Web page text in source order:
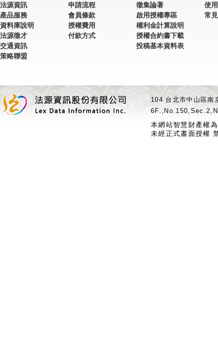
法源資訊
產品服務
資料庫說明
法源徵才
交通資訊
策略聯盟
申請流程
會員條款
授權費用
付款方式
徵集論著
啟用授權專區
權利金計算說明
授權合約書下載
投稿基本資料表
使
常
104 台北市中山區
本網站智慧財產權
未經正式書面授權